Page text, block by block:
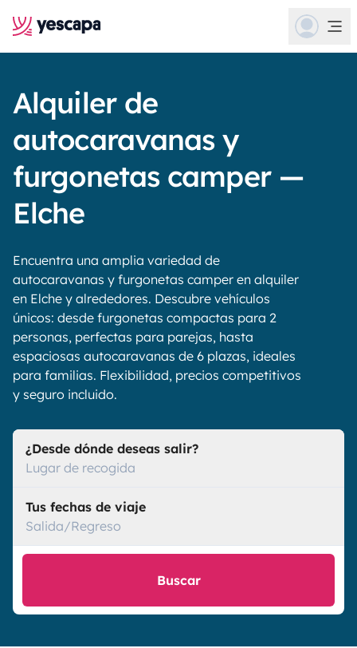
Alquiler de
autocaravanas y
furgonetas camper —
Elche
Encuentra una amplia variedad de
autocaravanas y furgonetas camper en alquiler
en Elche y alrededores. Descubre vehículos
únicos: desde furgonetas compactas para 2
personas, perfectas para parejas, hasta
espaciosas autocaravanas de 6 plazas, ideales
para familias. Flexibilidad, precios competitivos
y seguro incluido.
¿Desde dónde deseas salir?
Lugar de recogida
Tus fechas de viaje
Salida/Regreso
Buscar